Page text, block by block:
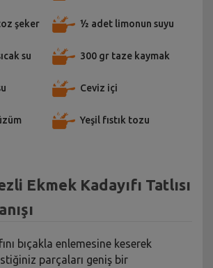
şeker
su
½ adet limonun suyu
300 gr taze kaymak
Ceviz içi
Yeşil fıstık tozu
Ekmek Kadayıfı Tatlısı
bıçakla enlemesine keserek
parçaları geniş bir